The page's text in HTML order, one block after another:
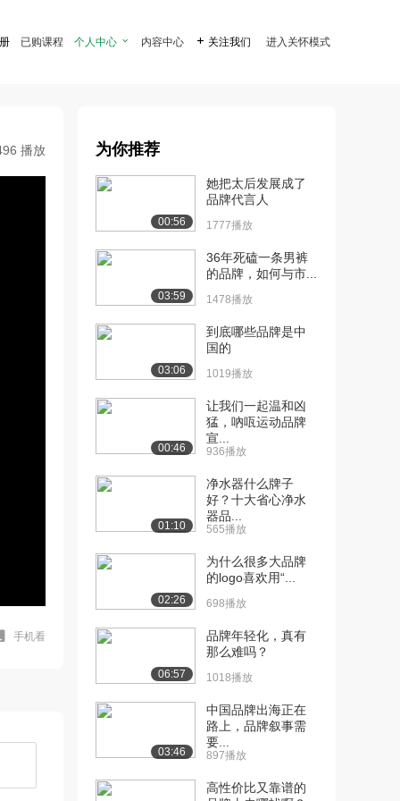
已购课程 个人中心  内容中心  关注我们 进入关怀模式
播放
手机看
为你推荐
00:56
她把太后发展成了
品牌代言人
1777播放
03:59
36年死磕一条男裤
的品牌，如何与市...
1478播放
03:06
到底哪些品牌是中
国的
1019播放
00:46
让我们一起温和凶
猛，吶咓运动品牌
宣...
936播放
01:10
净水器什么牌子
好？十大省心净水
器品...
565播放
02:26
为什么很多大品牌
的logo喜欢用“...
698播放
06:57
品牌年轻化，真有
那么难吗？
1018播放
03:46
中国品牌出海正在
路上，品牌叙事需
要...
897播放
高性价比又靠谱的